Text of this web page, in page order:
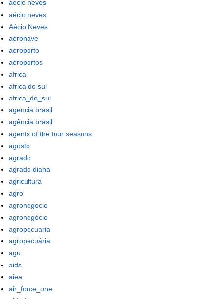
aecio neves
aécio neves
Aécio Neves
aeronave
aeroporto
aeroportos
africa
africa do sul
africa_do_sul
agencia brasil
agência brasil
agents of the four seasons
agosto
agrado
agrado diana
agricultura
agro
agronegocio
agronegócio
agropecuaria
agropecuária
agu
aids
aiea
air_force_one